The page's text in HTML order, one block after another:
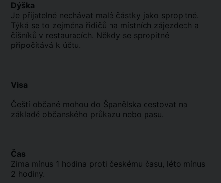
Dýška
Je přijatelné nechávat malé částky jako spropitné.
Týká se to zejména řidičů na místních zájezdech a
číšníků v restauracích. Někdy se spropitné
připočítává k účtu.
Visa
Čeští občané mohou do Španělska cestovat na
základě občanského průkazu nebo pasu.
Čas
Zima mínus 1 hodina proti českému času, léto mínus
2 hodiny.